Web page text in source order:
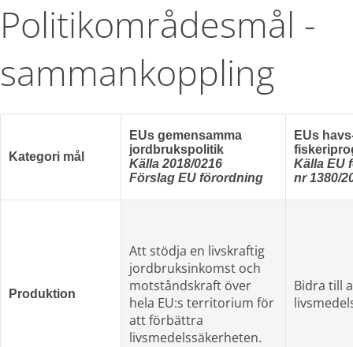
Politikområdesmål -
sammankoppling
Kategori mål
EUs gemensamma
jordbrukspolitik
Källa 2018/0216
Förslag EU förordning
EUs
Källa EU
nr 1380/
Produktion
Att stödja en livskraftig
jordbruksinkomst och
motståndskraft över
hela EU:s territorium för
att förbättra
livsmedelssäkerheten.
Bidra till